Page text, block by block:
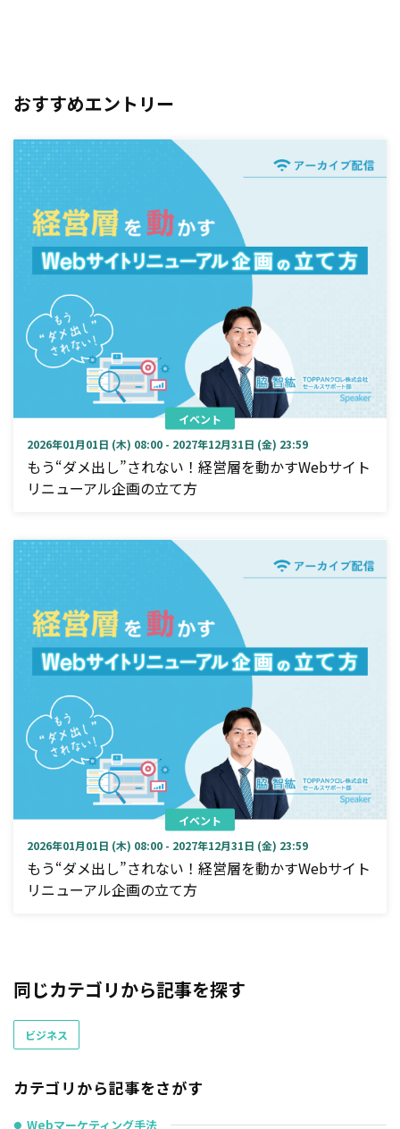
おすすめエントリー
イベント
2026年01月01日 (木) 08:00 - 2027年12月31日 (金) 23:59
もう“ダメ出し”されない！経営層を動かすWebサイト
リニューアル企画の立て方
イベント
2026年01月01日 (木) 08:00 - 2027年12月31日 (金) 23:59
もう“ダメ出し”されない！経営層を動かすWebサイト
リニューアル企画の立て方
同じカテゴリから記事を探す
ビジネス
カテゴリから記事をさがす
● Webマーケティング手法